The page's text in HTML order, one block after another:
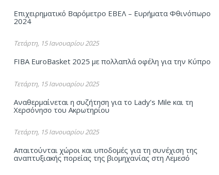
Επιχειρηματικό Βαρόμετρο ΕΒΕΛ – Ευρήματα Φθινόπωρο
2024
Τετάρτη, 15 Ιανουαρίου 2025
FIBA EuroBasket 2025 με πολλαπλά οφέλη για την Κύπρο
Τετάρτη, 15 Ιανουαρίου 2025
Αναθερμαίνεται η συζήτηση για το Lady’s Mile και τη
Χερσόνησο του Ακρωτηρίου
Τετάρτη, 15 Ιανουαρίου 2025
Απαιτούνται χώροι και υποδομές για τη συνέχιση της
αναπτυξιακής πορείας της βιομηχανίας στη Λεμεσό